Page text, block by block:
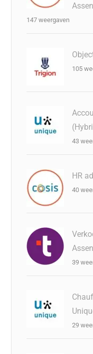
Assen
147 weergaven
105
43
HR
40
39
29